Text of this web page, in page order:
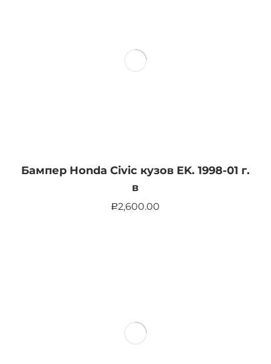
Бампер Honda Civic кузов EK. 1998-01 г.
в
Р2,600.00